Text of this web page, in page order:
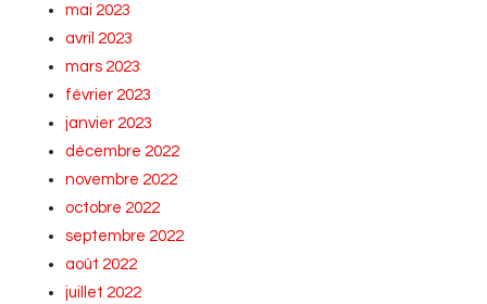
mai 2023
avril 2023
mars 2023
février 2023
janvier 2023
décembre 2022
novembre 2022
octobre 2022
septembre 2022
août 2022
juillet 2022